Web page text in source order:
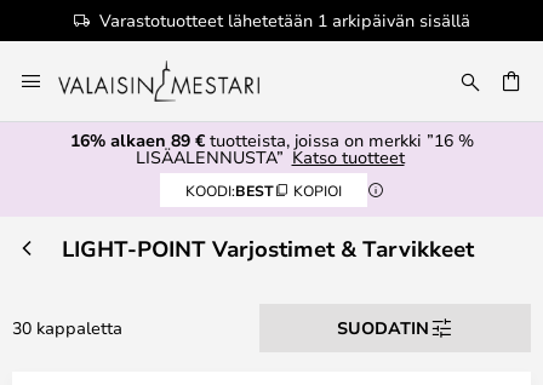
Varastotuotteet lähetetään 1 arkipäivän sisällä
to
Content
16% alkaen 89 €tuotteista, joissa on merkki ”16 %
LISÄALENNUSTA” Katso tuotteet
KOODI:BEST KOPIOI
LIGHT-POINT Varjostimet & Tarvikkeet
30 kappaletta SUODATIN